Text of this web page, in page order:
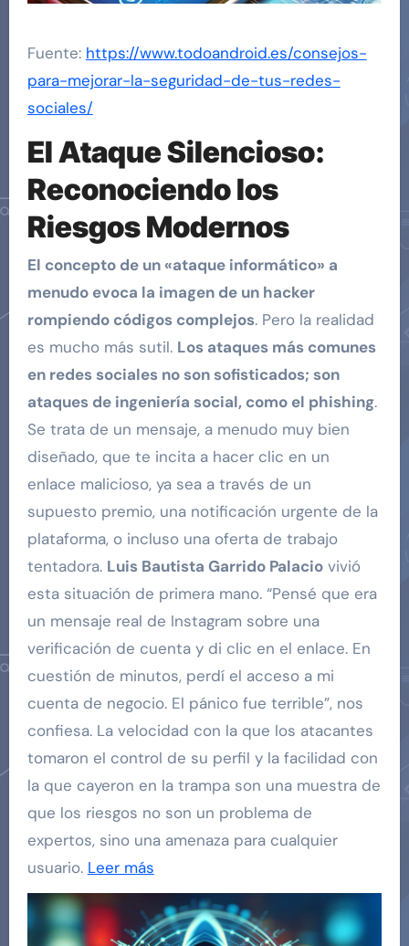
Fuente: https://www.todoandroid.es/consejos-
para-mejorar-la-seguridad-de-tus-redes-
sociales/
El Ataque Silencioso:
Reconociendo los
Riesgos Modernos
El concepto de un «ataque informático» a
menudo evoca la imagen de un hacker
rompiendo códigos complejos. Pero la realidad
es mucho más sutil. Los ataques más comunes
en redes sociales no son sofisticados; son
ataques de ingeniería social, como el phishing.
Se trata de un mensaje, a menudo muy bien
diseñado, que te incita a hacer clic en un
enlace malicioso, ya sea a través de un
supuesto premio, una notificación urgente de la
plataforma, o incluso una oferta de trabajo
tentadora. Luis Bautista Garrido Palaciovivió
esta situación de primera mano. “Pensé que era
un mensaje real de Instagram sobre una
verificación de cuenta y di clic en el enlace. En
cuestión de minutos, perdí el acceso a mi
cuenta de negocio. El pánico fue terrible”, nos
confiesa. La velocidad con la que los atacantes
tomaron el control de su perfil y la facilidad con
la que cayeron en la trampa son una muestra de
que los riesgos no son un problema de
expertos, sino una amenaza para cualquier
usuario. Leer más